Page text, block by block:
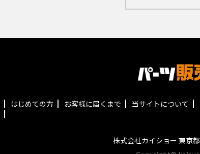
はじめての方 お客様に届くまで 当サイトについて
株式会社カイショー 東京